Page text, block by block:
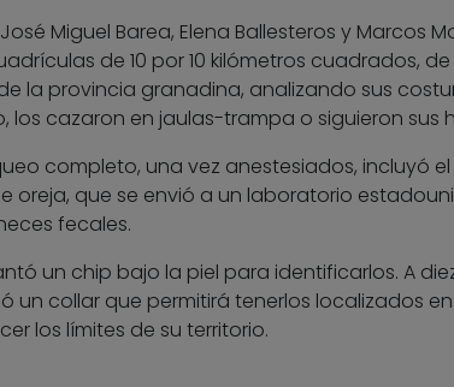
Miguel Barea, Elena Ballesteros y Marcos
de 10 por 10 kilómetros cuadrados, de
la provincia granadina, analizando sus
los cazaron en jaulas-trampa o siguieron sus
completo, una vez anestesiados, incluyó el
oreja, que se envió a un laboratorio
fecales.
un chip bajo la piel para identificarlos. A
un collar que permitirá tenerlos localizados
los límites de su territorio.